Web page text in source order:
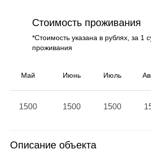
Стоимость проживания
*Стоимость указана в рублях, за 1
проживания
Май Июнь Июль
1500 1500 1500
Описание объекта